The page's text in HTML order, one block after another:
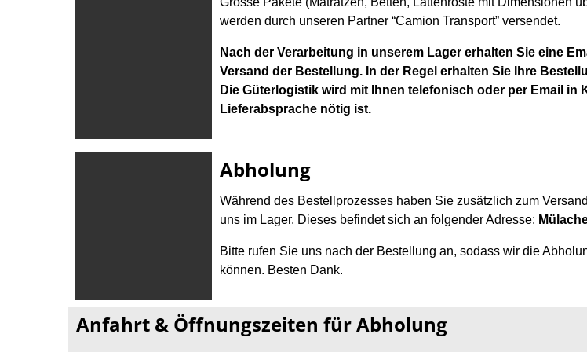
werden durch unseren Partner “Camion Transport” versendet.
Nach der Verarbeitung in unserem Lager erhalten Sie eine
Versand der Bestellung. In der Regel erhalten Sie Ihre
Die Güterlogistik wird mit Ihnen telefonisch oder per Email in
Lieferabsprache nötig ist.
Abholung
Während des Bestellprozesses haben Sie zusätzlich zum
uns im Lager. Dieses befindet sich an folgender Adresse:
Bitte rufen Sie uns nach der Bestellung an, sodass wir die
können. Besten Dank.
Anfahrt & Öffnungszeiten für Abholung